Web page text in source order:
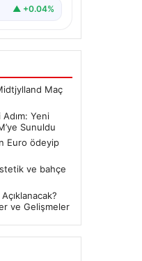
▲ +0.04%
Maç
Yeni
Sunuldu
Euro ödeyip
ve bahçe
ve Gelişmeler